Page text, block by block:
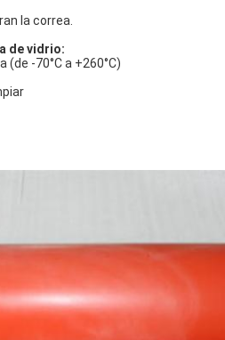
la correa.
de vidrio:
-70°C a +260°C)